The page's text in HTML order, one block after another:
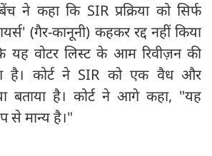
ने कहा कि SIR प्रक्रिया को सिर्फ
(गैर-कानूनी) कहकर रद्द नहीं किया
यह वोटर लिस्ट के आम रिवीज़न की
है। कोर्ट ने SIR को एक वैध और
बताया है। कोर्ट ने आगे कहा, "यह
से मान्य है।"